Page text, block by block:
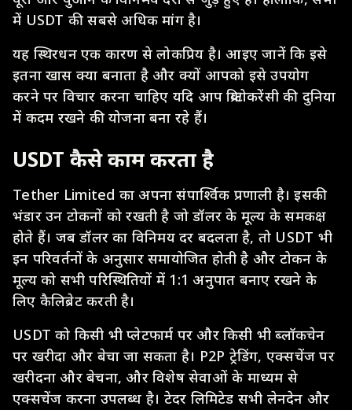
में USDT की सबसे अधिक मांग है।
यह स्थिरधन एक कारण से लोकप्रिय है। आइए जानें कि इसे
इतना खास क्या बनाता है और क्यों आपको इसे उपयोग
करने पर विचार करना चाहिए यदि आप क्रिप्टोकरेंसी की दुनिया
में कदम रखने की योजना बना रहे हैं।
USDT कैसे काम करता है
Tether Limited का अपना संपार्श्विक प्रणाली है। इसकी
भंडार उन टोकनों को रखती है जो डॉलर के मूल्य के समकक्ष
होते हैं। जब डॉलर का विनिमय दर बदलता है, तो USDT भी
इन परिवर्तनों के अनुसार समायोजित होती है और टोकन के
मूल्य को सभी परिस्थितियों में 1:1 अनुपात बनाए रखने के
लिए कैलिब्रेट करती है।
USDT को किसी भी प्लेटफार्म पर और किसी भी ब्लॉकचेन
पर खरीदा और बेचा जा सकता है। P2P ट्रेडिंग, एक्सचेंज पर
खरीदना और बेचना, और विशेष सेवाओं के माध्यम से
एक्सचेंज करना उपलब्ध है। टेदर लिमिटेड सभी लेनदेन और